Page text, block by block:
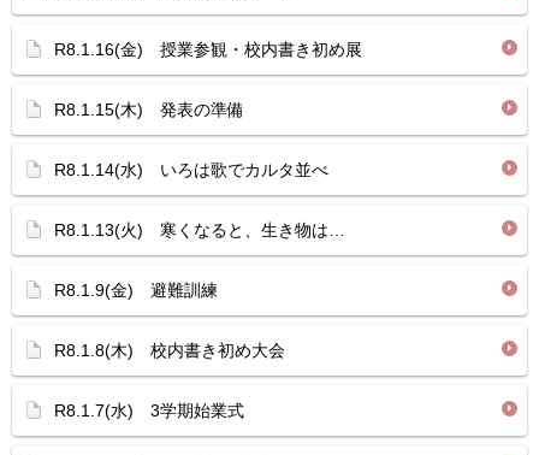
R8.1.16(金) 授業参観・校内書き初め展
R8.1.15(木) 発表の準備
R8.1.14(水) いろは歌でカルタ並べ
R8.1.13(火) 寒くなると、生き物は…
R8.1.9(金) 避難訓練
R8.1.8(木) 校内書き初め大会
R8.1.7(水) 3学期始業式